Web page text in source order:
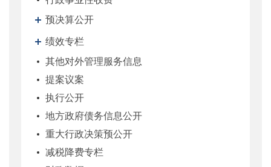
预决算公开
绩效专栏
其他对外管理服务信息
提案议案
执行公开
地方政府债务信息公开
重大行政决策预公开
减税降费专栏